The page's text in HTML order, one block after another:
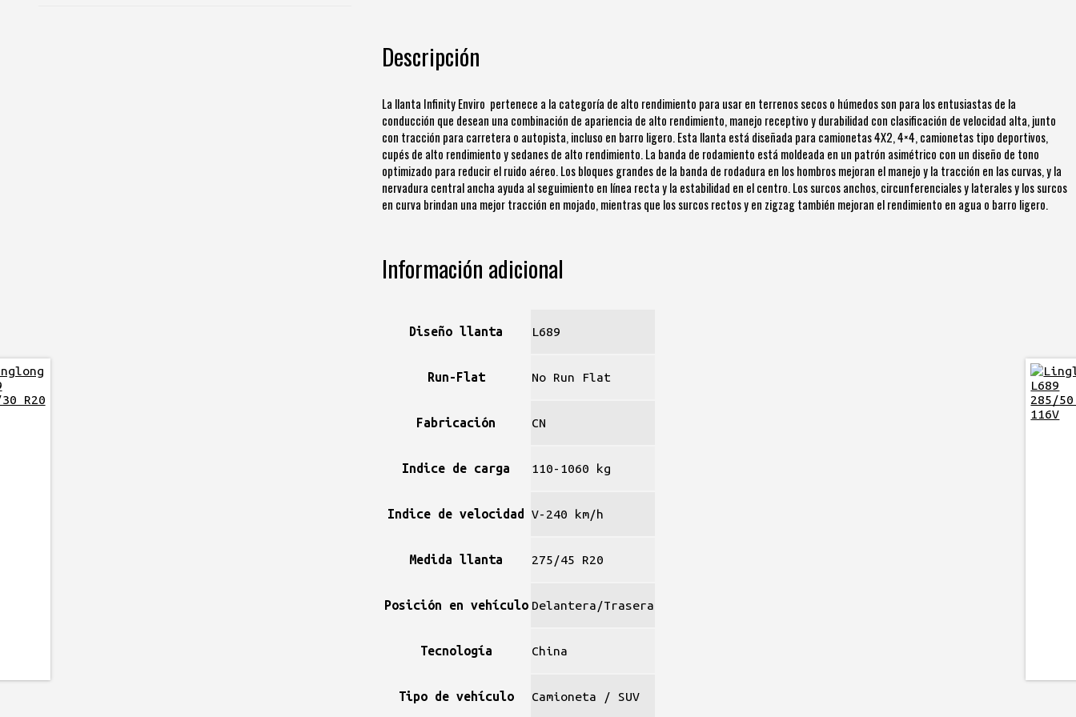
Descripción
La llanta Infinity Enviro pertenece a la categoría de alto rendimiento para usar en terrenos secos o húmedos son para los entusiastas de la
conducción que desean una combinación de apariencia de alto rendimiento, manejo receptivo y durabilidad con clasificación de velocidad alta, junto
con tracción para carretera o autopista, incluso en barro ligero. Esta llanta está diseñada para camionetas 4X2, 4×4, camionetas tipo deportivos,
cupés de alto rendimiento y sedanes de alto rendimiento. La banda de rodamiento está moldeada en un patrón asimétrico con un diseño de tono
optimizado para reducir el ruido aéreo. Los bloques grandes de la banda de rodadura en los hombros mejoran el manejo y la tracción en las curvas, y la
nervadura central ancha ayuda al seguimiento en línea recta y la estabilidad en el centro. Los surcos anchos, circunferenciales y laterales y los surcos
en curva brindan una mejor tracción en mojado, mientras que los surcos rectos y en zigzag también mejoran el rendimiento en agua o barro ligero.
Información adicional
Diseño llanta L689
Run-Flat No Run Flat
Fabricación CN
Indice de carga 110-1060 kg
Indice de velocidad V-240 km/h
Medida llanta 275/45 R20
Posición en vehículo Delantera/Trasera
Tecnología China
Tipo de vehículo Camioneta / SUV